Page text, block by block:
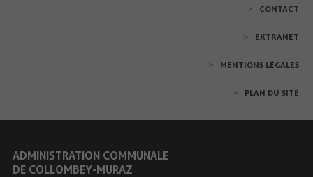
CONTACT
EXTRANET
MENTIONS LÉGALES
PLAN DU SITE
ADMINISTRATION COMMUNALE
DE COLLOMBEY-MURAZ